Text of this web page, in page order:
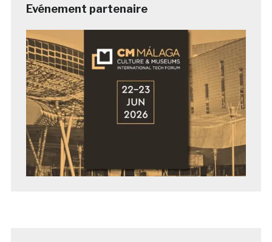
Evénement partenaire